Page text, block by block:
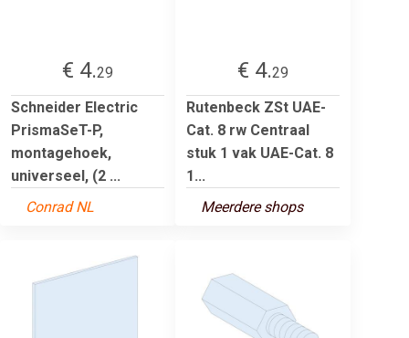
€ 4.29
Schneider Electric
PrismaSeT-P,
montagehoek,
universeel, (2 ...
Conrad NL
€ 4.29
Rutenbeck ZSt UAE-
Cat. 8 rw Centraal
stuk 1 vak UAE-Cat. 8
1...
Meerdere shops